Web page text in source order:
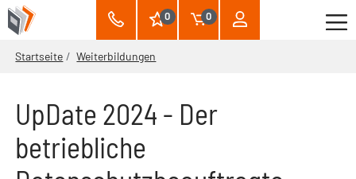
0 0
Startseite Weiterbildungen
UpDate 2024 - Der
betriebliche